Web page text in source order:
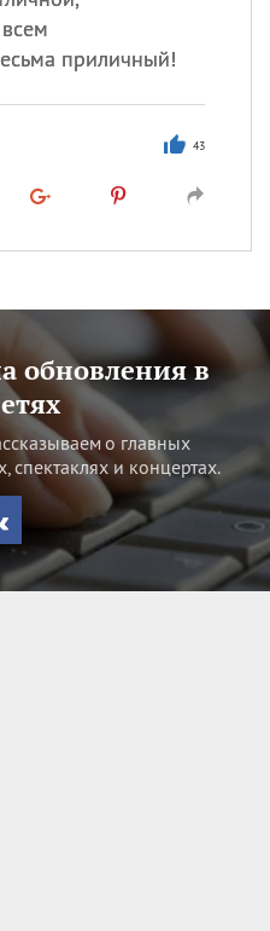
приличный!
43
обновления в
о главных
спектаклях и концертах.